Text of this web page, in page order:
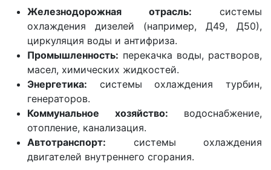
Железнодорожная отрасль: системы
охлаждения дизелей (например, Д49, Д50),
циркуляция воды и антифриза.
Промышленность: перекачка воды, растворов,
масел, химических жидкостей.
Энергетика: системы охлаждения турбин,
генераторов.
Коммунальное хозяйство: водоснабжение,
отопление, канализация.
Автотранспорт: системы охлаждения
двигателей внутреннего сгорания.